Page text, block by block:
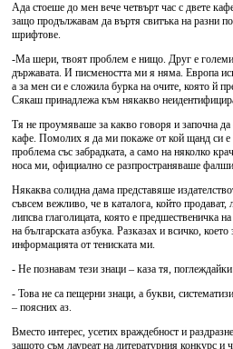
Ада стоеше до мен вече четвърт час с двете
защо продължавам да въртя свитъка на разни
шрифтове.
-Ма шери, твоят проблем е нищо. Друг е
държавата. И писмеността ми я няма. Европа
а за мен си е сложила бурка на очите, която й
Сякаш принадлежа към някакво
Тя не проумяваше за какво говоря и започна да
кафе. Помолих я да ми покаже от кой щанд си е
проблема със забрадката, а само на няколко
носа ми, официално се разпространяваше
Някаква солидна дама представяше
съвсем вежливо, че в каталога, който продават,
липсва глаголицата, която е предшественичка
на българската азбука. Разказах и всичко,
информацията от тениската ми.
- Не познавам тези знаци – каза тя, поглеждайки
- Това не са пещерни знаци, а букви,
– поясних аз.
Вместо интерес, усетих враждебност и
защото съм лауреат на литературния конкурс и